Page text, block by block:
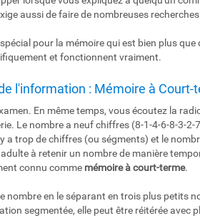
aussi de faire de nombreuses
pour la mémoire qui est bien plus
et fonctionnent vraiment.
l'information : Mémoire à Court-
En même temps, vous écoutez la
Le nombre a neuf chiffres (8-1-4-6-8-3-
a trop de chiffres (ou ségments) et le
à retenir un nombre de manière
connu comme mémoire à court-terme.
nombre en le séparant en trois plus petits
segmentée, elle peut être réitérée avec